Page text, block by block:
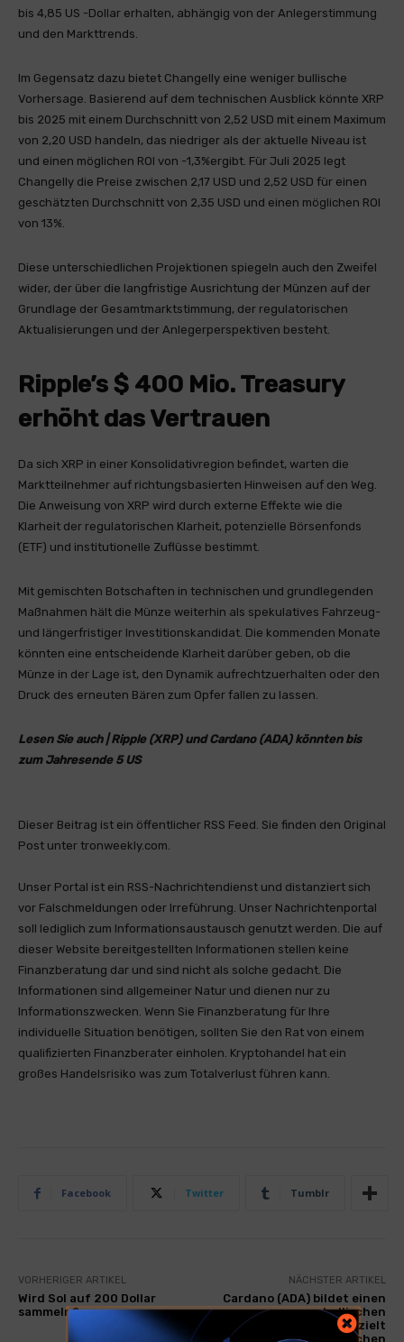
bis 4,85 US -Dollar erhalten, abhängig von der Anlegerstimmung
und den Markttrends.
Im Gegensatz dazu bietet Changelly eine weniger bullische
Vorhersage. Basierend auf dem technischen Ausblick könnte XRP
bis 2025 mit einem Durchschnitt von 2,52 USD mit einem Maximum
von 2,20 USD handeln, das niedriger als der aktuelle Niveau ist
und einen möglichen ROI von -1,3%ergibt. Für Juli 2025 legt
Changelly die Preise zwischen 2,17 USD und 2,52 USD für einen
geschätzten Durchschnitt von 2,35 USD und einen möglichen ROI
von 13%.
Diese unterschiedlichen Projektionen spiegeln auch den Zweifel
wider, der über die langfristige Ausrichtung der Münzen auf der
Grundlage der Gesamtmarktstimmung, der regulatorischen
Aktualisierungen und der Anlegerperspektiven besteht.
Ripple’s $ 400 Mio. Treasury
erhöht das Vertrauen
Da sich XRP in einer Konsolidativregion befindet, warten die
Marktteilnehmer auf richtungsbasierten Hinweisen auf den Weg.
Die Anweisung von XRP wird durch externe Effekte wie die
Klarheit der regulatorischen Klarheit, potenzielle Börsenfonds
(ETF) und institutionelle Zuflüsse bestimmt.
Mit gemischten Botschaften in technischen und grundlegenden
Maßnahmen hält die Münze weiterhin als spekulatives Fahrzeug-
und längerfristiger Investitionskandidat. Die kommenden Monate
könnten eine entscheidende Klarheit darüber geben, ob die
Münze in der Lage ist, den Dynamik aufrechtzuerhalten oder den
Druck des erneuten Bären zum Opfer fallen zu lassen.
Lesen Sie auch | Ripple (XRP) und Cardano (ADA) könnten bis
zum Jahresende 5 US
Dieser Beitrag ist ein öffentlicher RSS Feed. Sie finden den Original
Post unter tronweekly.com.
Unser Portal ist ein RSS-Nachrichtendienst und distanziert sich
vor Falschmeldungen oder Irreführung. Unser Nachrichtenportal
soll lediglich zum Informationsaustausch genutzt werden. Die auf
dieser Website bereitgestellten Informationen stellen keine
Finanzberatung dar und sind nicht als solche gedacht. Die
Informationen sind allgemeiner Natur und dienen nur zu
Informationszwecken. Wenn Sie Finanzberatung für Ihre
individuelle Situation benötigen, sollten Sie den Rat von einem
qualifizierten Finanzberater einholen. Kryptohandel hat ein
großes Handelsrisiko was zum Totalverlust führen kann.
Facebook Twitter Tumblr
VORHERIGER ARTIKEL
Wird Sol auf 200 Dollar
sammeln?
NÄCHSTER ARTIKEL
Cardano (ADA) bildet einen
bullischen
Verbreiterungskeil und zielt
darauf ab, 1.30 zu erreichen